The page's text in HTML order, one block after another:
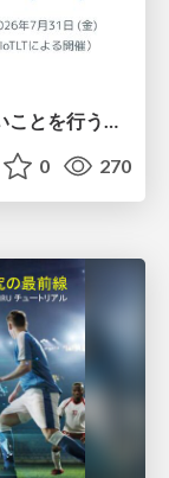
toio・myCobotでフィジカルAIっぽいことを行うための検討（とりあえず調査） / フィジカルAI LT（IoTLTによる開催）
0 270